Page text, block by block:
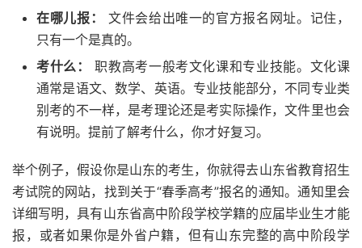
在哪儿报：
文件会给出唯一的官方报名网址。记住，
只有一个是真的。
考什么：
职教高考一般考文化课和专业技能。文化课
通常是语文、数学、英语。专业技能部分，不同专业类
别考的不一样，是考理论还是考实际操作，文件里也会
有说明。提前了解考什么，你才好复习。
举个例子，假设你是山东的考生，你就得去山东省教育招生
考试院的网站，找到关于“春季高考”报名的通知。通知里会
详细写明，具有山东省高中阶段学校学籍的应届毕业生才能
报，或者如果你是外省户籍，但有山东完整的高中阶段学